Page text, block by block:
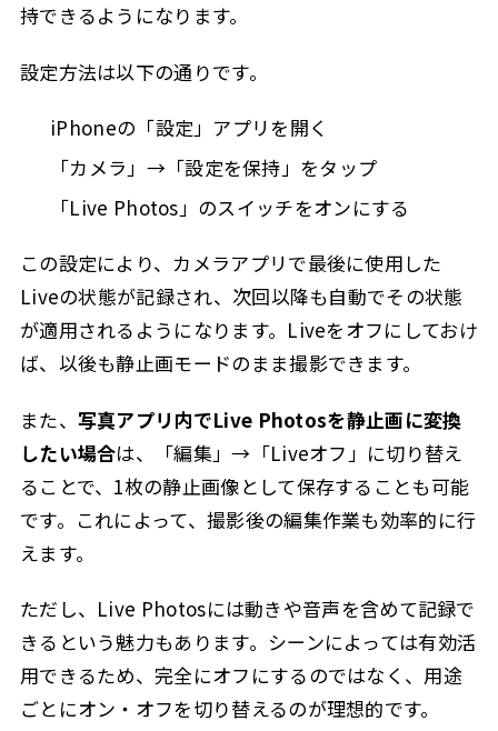
持できるようになります。
設定方法は以下の通りです。
iPhoneの「設定」アプリを開く
「カメラ」→「設定を保持」をタップ
「Live Photos」のスイッチをオンにする
この設定により、カメラアプリで最後に使用した
Liveの状態が記録され、次回以降も自動でその状態
が適用されるようになります。Liveをオフにしておけ
ば、以後も静止画モードのまま撮影できます。
また、 写真アプリ内でLive Photosを静止画に変換
したい場合は、「編集」→「Liveオフ」に切り替え
ることで、1枚の静止画像として保存することも可能
です。これによって、撮影後の編集作業も効率的に行
えます。
ただし、Live Photosには動きや音声を含めて記録で
きるという魅力もあります。シーンによっては有効活
用できるため、完全にオフにするのではなく、用途
ごとにオン・オフを切り替えるのが理想的です。